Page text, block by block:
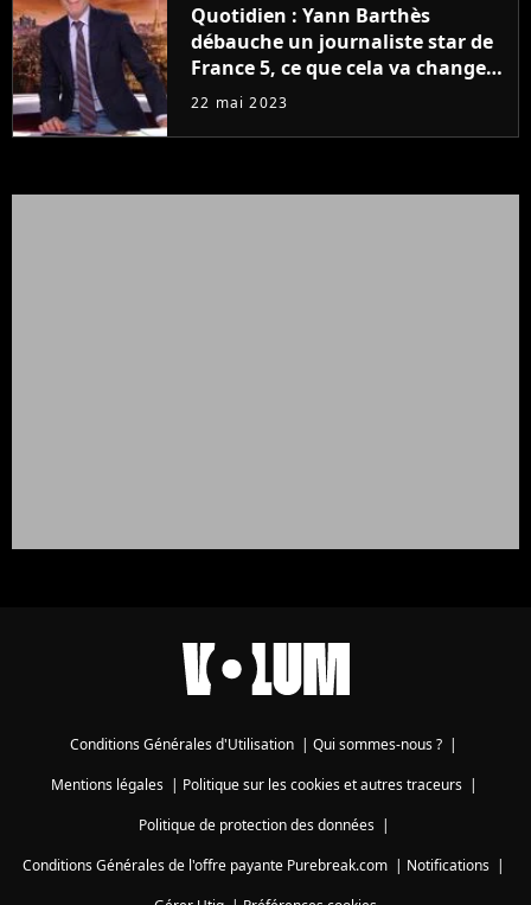
Quotidien : Yann Barthès
débauche un journaliste star de
France 5, ce que cela va changer
à la rentrée
22 mai 2023
Conditions Générales d'Utilisation Qui sommes-nous ?
Mentions légales| Politique sur les cookies et autres traceurs|
Politique de protection des données|
Conditions Générales de l'offre payante Purebreak.com
Notifications